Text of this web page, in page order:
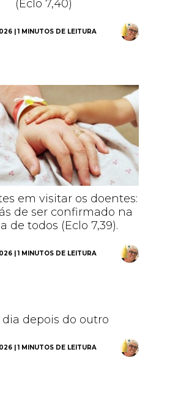
(Eclo 7,40)
| 1 MINUTOS DE LEITURA
em visitar os doentes:
de ser confirmado na
de todos (Eclo 7,39).
| 1 MINUTOS DE LEITURA
dia depois do outro
| 1 MINUTOS DE LEITURA